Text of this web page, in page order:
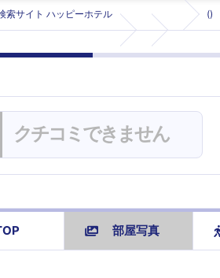
索サイト ハッピーホテル ()
クチコミできません
部屋写真